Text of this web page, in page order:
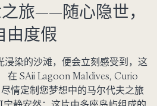
旅——随心隐世，
由度假
浸染的沙滩，便会立刻感受到，这
在 SAii Lagoon Maldives, Curio
情定制您梦想中的马尔代夫之旅